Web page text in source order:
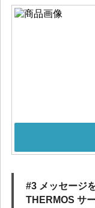
#3 メッセージ
THERMOS サ